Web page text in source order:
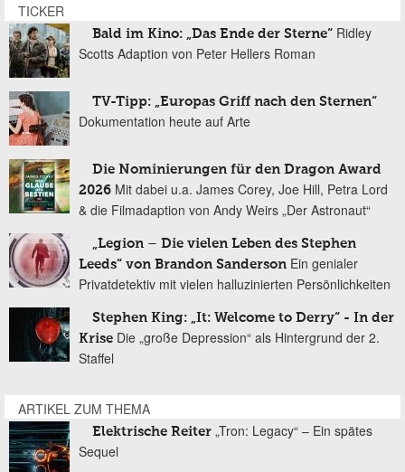
TICKER
Bald im Kino: „Das Ende der Sterne“ Ridley
Scotts Adaption von Peter Hellers Roman
TV-Tipp: „Europas Griff nach den Sternen“
Dokumentation heute auf Arte
Die Nominierungen für den Dragon Award
2026 Mit dabei u.a. James Corey, Joe Hill, Petra Lord
& die Filmadaption von Andy Weirs „Der Astronaut“
„Legion – Die vielen Leben des Stephen
Leeds“ von Brandon Sanderson Ein genialer
Privatdetektiv mit vielen halluzinierten Persönlichkeiten
Stephen King: „It: Welcome to Derry“ - In der
Krise Die „große Depression“ als Hintergrund der 2.
Staffel
ARTIKEL ZUM THEMA
Elektrische Reiter „Tron: Legacy“ – Ein spätes
Sequel